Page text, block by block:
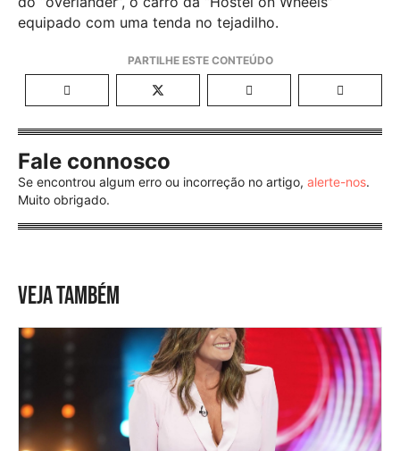
equipado com uma tenda no tejadilho.
Fale connosco
Se encontrou algum erro ou incorreção no artigo, alerte-nos.
Muito obrigado.
VEJA TAMBÉM